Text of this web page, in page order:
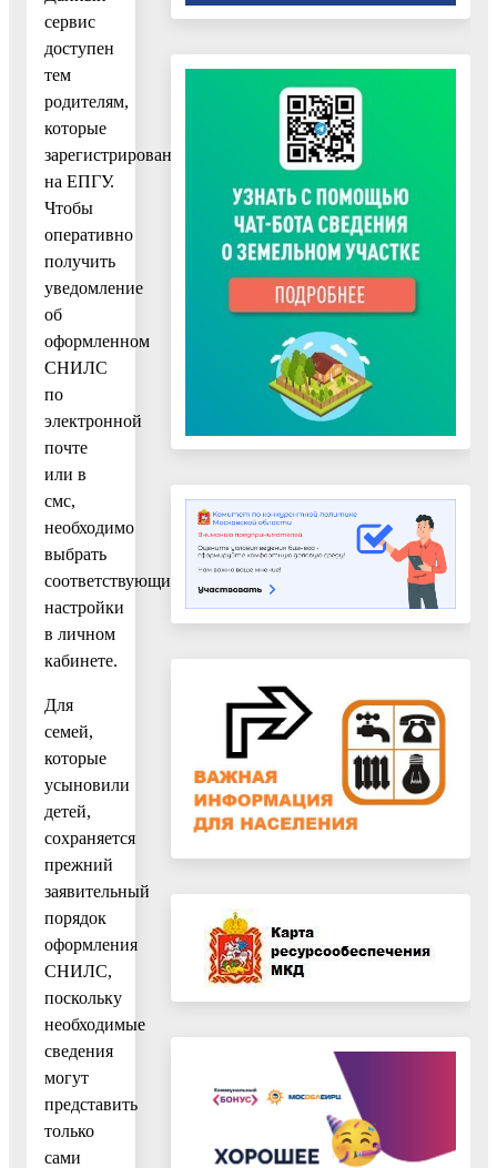
сервис
доступен
тем
родителям,
которые
зарегистрированы
на ЕПГУ.
Чтобы
оперативно
получить
уведомление
об
оформленном
СНИЛС
по
электронной
почте
или в
смс,
необходимо
выбрать
соответствующие
настройки
в личном
кабинете.
Для
семей,
которые
усыновили
детей,
сохраняется
прежний
заявительный
порядок
оформления
СНИЛС,
поскольку
необходимые
сведения
могут
представить
только
сами